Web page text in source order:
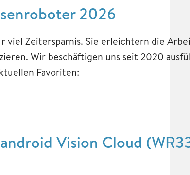
2026
Zeitersparnis. Sie erleichtern die
Wir beschäftigen uns seit 2020
Favoriten:
Vision Cloud